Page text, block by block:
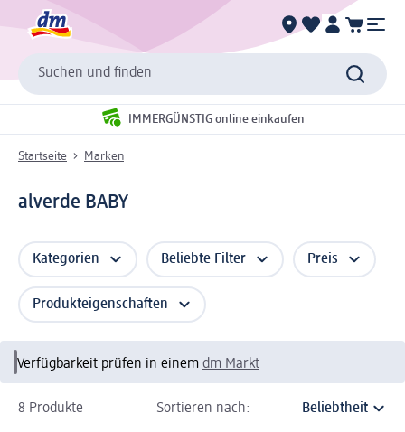
Suchen und finden
IMMERGÜNSTIG online einkaufen
Startseite Marken
alverde BABY
Kategorien Beliebte Filter Preis
Produkteigenschaften
Verfügbarkeit prüfen in einem dm Markt
8 Produkte Sortieren nach: